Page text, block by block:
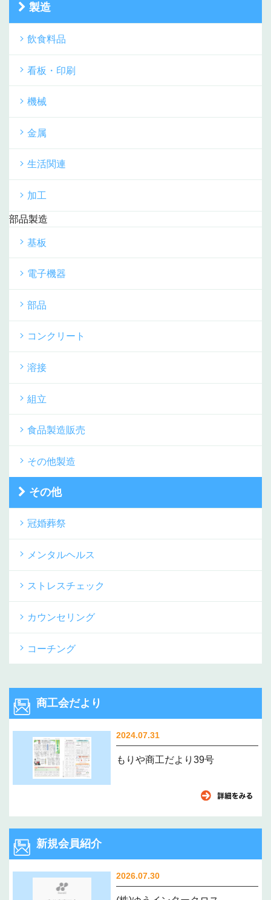
製造
飲食料品
看板・印刷
機械
金属
生活関連
加工
部品製造
基板
電子機器
部品
コンクリート
溶接
組立
食品製造販売
その他製造
その他
冠婚葬祭
メンタルヘルス
ストレスチェック
カウンセリング
コーチング
商工会だより
2024.07.31
もりや商工だより39号
新規会員紹介
2026.07.30